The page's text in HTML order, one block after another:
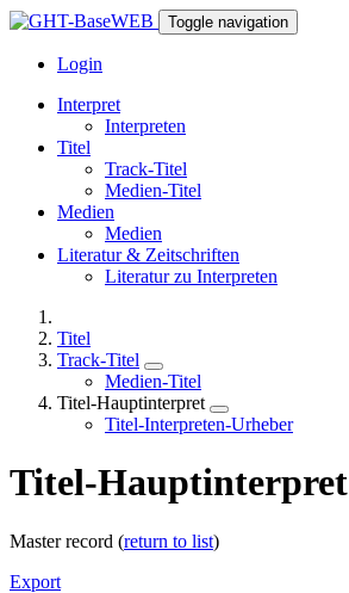
Toggle navigation
Login
Interpret
Interpreten
Titel
Track-Titel
Medien-Titel
Medien
Medien
Literatur & Zeitschriften
Literatur zu Interpreten
Titel
Track-Titel
Medien-Titel
Titel-Hauptinterpret
Titel-Interpreten-Urheber
Titel-Hauptinterpret
Master record (return to list)
Export